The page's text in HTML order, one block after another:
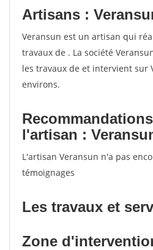
Artisans :
Veransun est un artisan qui
travaux de . La société
les travaux de et intervient sur
environs.
l'artisan :
L'artisan Veransun n'a pas
témoignages
Les travaux et
Zone